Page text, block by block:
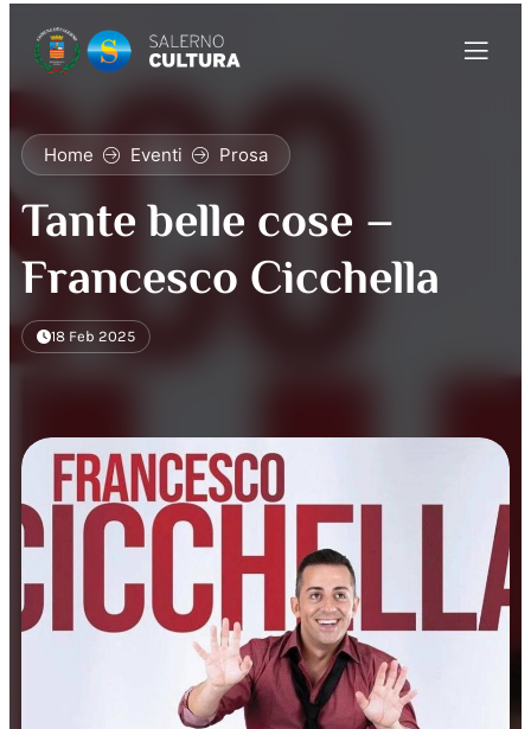
Home Eventi Prosa
Tante belle cose –
Francesco Cicchella
18 Feb 2025